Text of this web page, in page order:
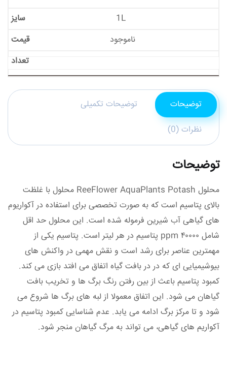
1L
ناموجود
توضیحات
توضیحات تکمیلی
نظرات (0)
توضیحات
محلول ReeFlower AquaPlants Potash محلول با غلظت
بالای پتاسیم است که به صورت تخصصی برای استفاده در آکواریوم
های گیاهی آب شیرین فرموله شده است. این محلول حد اقل
شامل ۴۰۰۰۰ ppm پتاسیم در هر لیتر است. پتاسیم یکی از
مهمترین عناصر برای رشد است و نقش مهمی در واکنش های
بیوشیمیایی ای که در در بافت گیاه اتفاق می افتد بازی می کند.
کمبود پتاسیم باعث از بین رفتن رنگ برگ ها و تخریب بافت
گیاهان می شود. این اتفاق معمولا از لبه های برگ ها شروع می
شود و تا مرکز برگ ادامه می یابد. عدم شناسایی کمبود پتاسیم در
آکواریم های گیاهی، می تواند به مرگ گیاهان منجر شود.